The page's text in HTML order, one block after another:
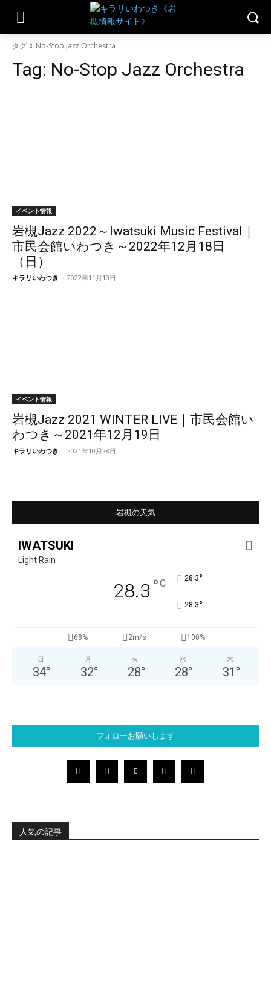
タグ No-Stop Jazz Orchestra
Tag: No-Stop Jazz Orchestra
イベント情報
岩槻Jazz 2022～Iwatsuki Music Festival｜
市民会館いわつき～2022年12月18日
（日）
キラリいわつき - 2022年11月10日
イベント情報
岩槻Jazz 2021 WINTER LIVE｜市民会館い
わつき～2021年12月19日
キラリいわつき - 2021年10月28日
岩槻の天気
IWATSUKI
Light Rain
28.3 °C 28.3°
28.3°
68% 2m/s 100%
日
34°
月
32°
火
28°
水
28°
木
31 °
フォローお願いします
人気の記事